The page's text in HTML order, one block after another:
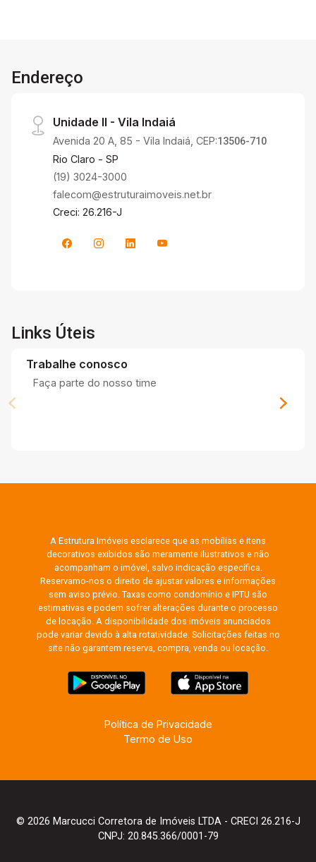
Endereço
Unidade II - Vila Indaiá
Avenida 20 A, 85 - Vila Indaiá, CEP:13506-710
Rio Claro - SP
(19) 3024-3000
falecom@estruturaimoveis.net.br
Creci: 26.216-J
Links Úteis
Trabalhe conosco
Faça parte do nosso time
A Estrutura Imóveis esclarece que as mobílias e itens
decorativos exibidos são meramente ilustrativos e não
acompanham o imóvel, salvo indicação específica.
Reservamo-nos o direito de ajustar valores e informações
sem aviso prévio. Taxas como condomínio e IPTU são
estimativas e podem sofrer alterações durante o processo
de locação. A disponibilidade dos imóveis anunciados
pode variar devido à alta rotatividade. Solicitações feitas no
site não garantem reserva, compra, venda ou locação.
Política de Privacidade
Termo de Uso
© 2026 Marcucci Corretora de Imóveis LTDA - CRECI 26.216-J
CNPJ: 20.845.366/0001-79